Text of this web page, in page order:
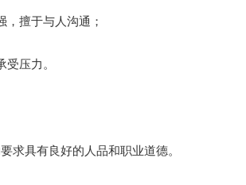
，擅于与人沟通；
受压力。
求具有良好的人品和职业道德。